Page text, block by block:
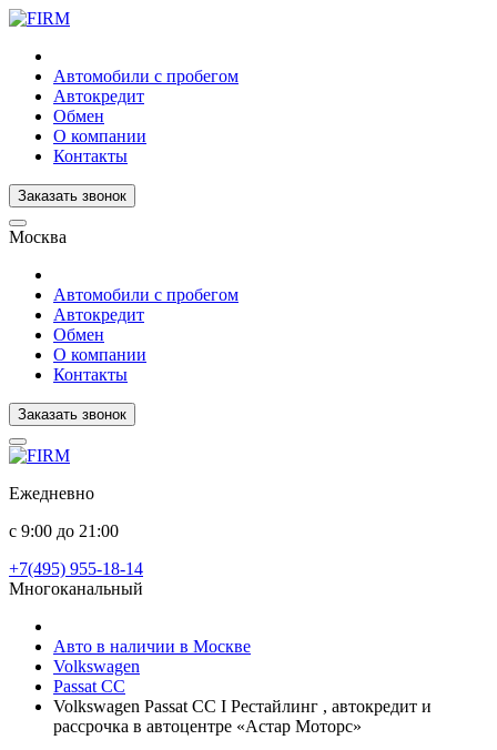
Автомобили с пробегом
Автокредит
Обмен
О компании
Контакты
Заказать звонок
Москва
Автомобили с пробегом
Автокредит
Обмен
О компании
Контакты
Заказать звонок
Ежедневно
с 9:00 до 21:00
+7(495) 955-18-14
Многоканальный
Авто в наличии в Москве
Volkswagen
Passat CC
Volkswagen Passat CC I Рестайлинг , автокредит и
рассрочка в автоцентре «Астар Моторс»